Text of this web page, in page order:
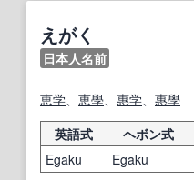
えがく
日本人名前
恵学 恵學 惠学 惠學
英語式
ヘボン式
Egaku
Egaku